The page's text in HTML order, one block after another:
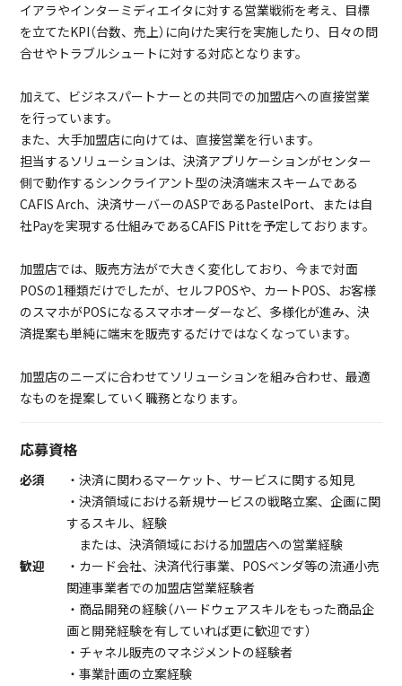
イアラやインターミディエイタに対する営業戦術を考え、目標
を立てたKPI（台数、売上）に向けた実行を実施したり、日々の問
合せやトラブルシュートに対する対応となります。
加えて、ビジネスパートナーとの共同での加盟店への直接営業
を行っています。
また、大手加盟店に向けては、直接営業を行います。
担当するソリューションは、決済アプリケーションがセンター
側で動作するシンクライアント型の決済端末スキームである
CAFIS Arch、決済サーバーのASPであるPastelPort、または自
社Payを実現する仕組みであるCAFIS Pittを予定しております。
加盟店では、販売方法がで大きく変化しており、今まで対面
POSの1種類だけでしたが、セルフPOSや、カートPOS、お客様
のスマホがPOSになるスマホオーダーなど、多様化が進み、決
済提案も単純に端末を販売するだけではなくなっています。
加盟店のニーズに合わせてソリューションを組み合わせ、最適
なものを提案していく職務となります。
応募資格
必須
・決済に関わるマーケット、サービスに関する知見
・決済領域における新規サービスの戦略立案、企画に関
するスキル、経験
または、決済領域における加盟店への営業経験
歓迎
・カード会社、決済代行事業、POSベンダ等の流通小売
関連事業者での加盟店営業経験者
・商品開発の経験（ハードウェアスキルをもった商品企
画と開発経験を有していれば更に歓迎です）
・チャネル販売のマネジメントの経験者
・事業計画の立案経験